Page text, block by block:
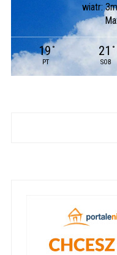
wiatr:
19 °
PT
21 °
SOB